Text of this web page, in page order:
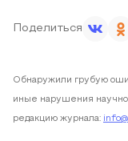
Поделиться
Обнаружили грубую
иные нарушения
редакцию журнала: